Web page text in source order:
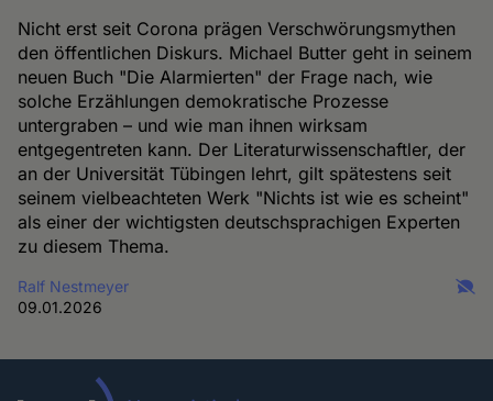
Nicht erst seit Corona prägen Verschwörungsmythen
den öffentlichen Diskurs. Michael Butter geht in seinem
neuen Buch "Die Alarmierten" der Frage nach, wie
solche Erzählungen demokratische Prozesse
untergraben – und wie man ihnen wirksam
entgegentreten kann. Der Literaturwissenschaftler, der
an der Universität Tübingen lehrt, gilt spätestens seit
seinem vielbeachteten Werk "Nichts ist wie es scheint"
als einer der wichtigsten deutschsprachigen Experten
zu diesem Thema.
Ralf Nestmeyer
09.01.2026